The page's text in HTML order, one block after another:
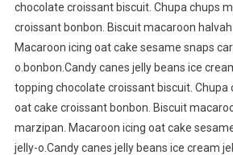
chocolate croissant biscuit. Chupa chups
croissant bonbon. Biscuit macaroon
Macaroon icing oat cake sesame snaps
o.bonbon.Candy canes jelly beans ice
topping chocolate croissant biscuit.
oat cake croissant bonbon. Biscuit
marzipan. Macaroon icing oat cake
jelly-o.Candy canes jelly beans ice cream